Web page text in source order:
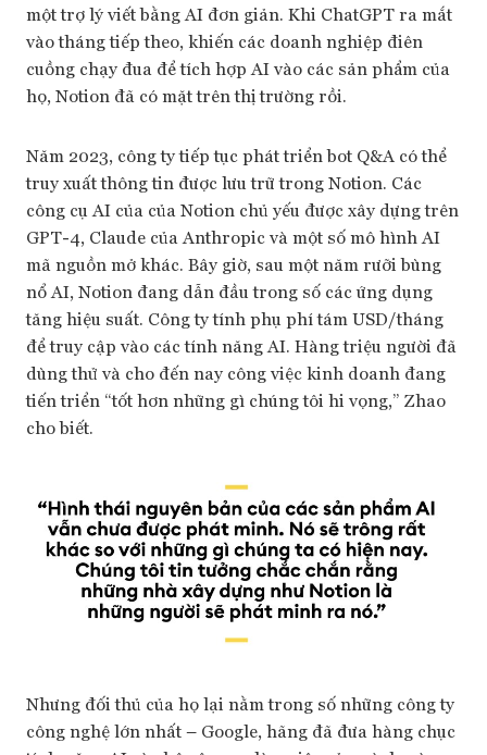
một trợ lý viết bằng AI đơn giản. Khi ChatGPT ra mắt
vào tháng tiếp theo, khiến các doanh nghiệp điên
cuồng chạy đua để tích hợp AI vào các sản phẩm của
họ, Notion đã có mặt trên thị trường rồi.
Năm 2023, công ty tiếp tục phát triển bot Q&A có thể
truy xuất thông tin được lưu trữ trong Notion. Các
công cụ AI của của Notion chủ yếu được xây dựng trên
GPT-4, Claude của Anthropic và một số mô hình AI
mã nguồn mở khác. Bây giờ, sau một năm rưỡi bùng
nổ AI, Notion đang dẫn đầu trong số các ứng dụng
tăng hiệu suất. Công ty tính phụ phí tám USD/tháng
để truy cập vào các tính năng AI. Hàng triệu người đã
dùng thử và cho đến nay công việc kinh doanh đang
tiến triển “tốt hơn những gì chúng tôi hi vọng,” Zhao
cho biết.
Nhưng đối thủ của họ lại nằm trong số những công ty
công nghệ lớn nhất – Google, hãng đã đưa hàng chục